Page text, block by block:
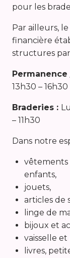
pour les
Par ailleurs,
financière
structures
Permanence
13h30 – 16h30
Braderies :
– 11h30
Dans notre
vêtements
enfants,
jouets,
articles de
linge de
bijoux et
vaisselle et
livres,